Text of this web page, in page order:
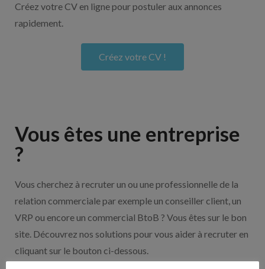
Créez votre CV en ligne pour postuler aux annonces
rapidement.
Créez votre CV !
Vous êtes une entreprise
?
Vous cherchez à recruter un ou une professionnelle de la
relation commerciale par exemple un conseiller client, un
VRP ou encore un commercial BtoB ? Vous êtes sur le bon
site. Découvrez nos solutions pour vous aider à recruter en
cliquant sur le bouton ci-dessous.